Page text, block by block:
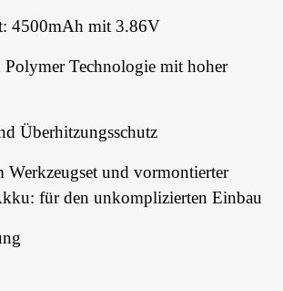
4500mAh mit 3.86V
Technologie mit hoher
Überhitzungsschutz
Werkzeugset und vormontierter
für den unkomplizierten Einbau